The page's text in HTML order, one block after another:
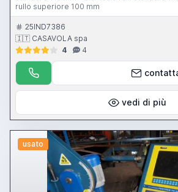
rullo superiore 100 mm
25IND7386
🇮🇹 CASAVOLA spa
4
4
vedi di più
usato